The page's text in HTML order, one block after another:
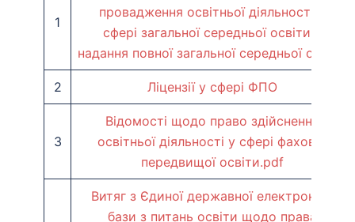
1
провадження освітньої діяльності у
сфері загальної середньої освіти з
надання повної загальної середньої освіти
2 Ліцензії у сфері ФПО
3
Відомості щодо право здійснення
освітньої діяльності у сфері фахової
передвищої освіти.pdf
Витяг з Єдиної державної електронної
бази з питань освіти щодо права